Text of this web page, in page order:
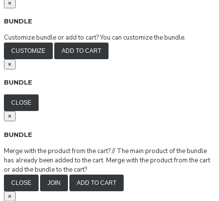
×
BUNDLE
Customize bundle or add to cart?You can customize the bundle.
CUSTOMIZE ADD TO CART
×
BUNDLE
CLOSE
×
BUNDLE
Merge with the product from the cart?// The main product of the bundle
has already been added to the cart. Merge with the product from the cart
or add the bundle to the cart?
CLOSE JOIN ADD TO CART
×